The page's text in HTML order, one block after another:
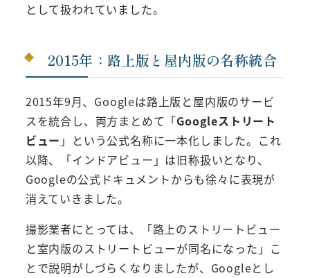
として扱われていました。
2015年：路上版と屋内版の名称統合
2015年9月、Googleは路上版と屋内版のサービ
スを統合し、両方まとめて「Googleストリート
ビュー 」という公式名称に一本化しました。これ
以降、「インドアビュー」は旧称扱いとなり、
Googleの公式ドキュメントからも徐々に表現が
消えていきました。
撮影業者にとっては、「路上のストリートビュー
と室内版のストリートビューが同名になった」こ
とで説明がしづらくなりましたが、Googleとし